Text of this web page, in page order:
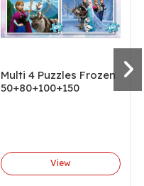
Multi 4 Puzzles Frozen
50+80+100+150
View